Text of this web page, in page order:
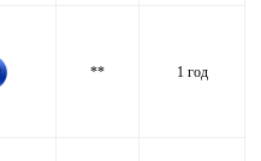
** 1 год